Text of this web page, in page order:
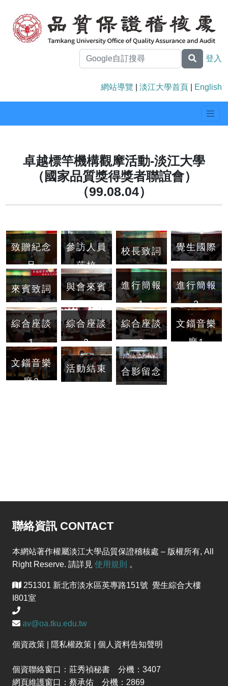
登入
網站導覽 淡江大學首頁 English
卓越標竿機構觀摩活動-淡江大學
（國家品質獎得獎者聯誼會）
（99.08.04）
致贈紀念
品
參訪人員
蒞校
校長致詞
覺生國際
場
來賓致詞 與會來賓
進行簡報
1
進行簡報
2
綜合座談
1
綜合座談
2
綜合座談
3
文錙音樂
廳1
文錙音樂
廳2
活動結束 合影留念
聯絡資訊 CONTACT
本網站著作權屬淡江大學品質保證稽核處 – 版權所有, All
Right Reserve. 請詳見 使用規則 。
251301 新北市淡水區英專路151號 覺生綜合大樓
I801室
av@oa.tku.edu.tw
個資政策 | 隱私權政策 | 個人資料告知聲明
個資聯絡窗口：莊秀禎秘書 分機：3407
網頁維護窗口：蔡承佑 分機：2869